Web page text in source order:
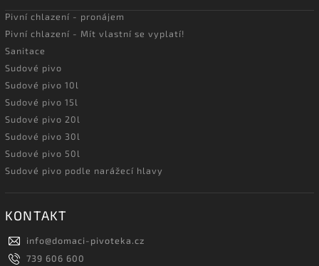
Pivní chlazení - pronájem
Pivní chlazení - Mít vlastní se vyplatí!
Sanitace
Sudové pivo
Sudové pivo 10l
Sudové pivo 15l
Sudové pivo 20l
Sudové pivo 30l
Sudové pivo 50l
Sudové pivo podle narážecí hlavy
KONTAKT
info@domaci-pivoteka.cz
739 606 600